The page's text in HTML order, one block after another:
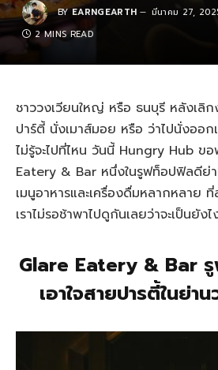
BY EARNGEARTH มีนาคม 27,
2 MINS READ
ชาววงเวียนใหญ่ หรือ ธนบุรี หลังเลิ
ปาร์ตี้ นั่งเมาส์มอย หรือ ว่าไปนั่งออก
ไม่รู้จะไปที่ไหน วันนี้ Hungry Hub ข
Eatery & Bar หนึ่งในรูฟท็อปฟิลดีย่
เมนูอาหารและเครื่องดื่มหลากหลาย
เราไม่รอช้าพาไปดูกันเลยว่าจะเป็นยัง
Glare Eatery & Bar
เอาใจสายปารตี้ในย่า